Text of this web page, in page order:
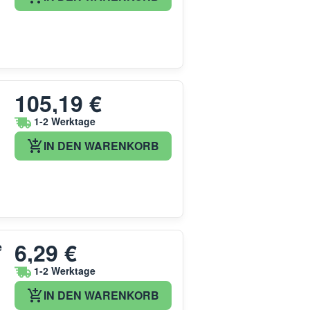
105,19 €
1-2 Werktage
IN DEN WARENKORB
6,29 €
1-2 Werktage
IN DEN WARENKORB